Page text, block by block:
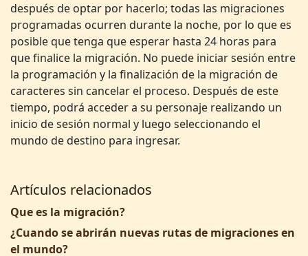
después de optar por hacerlo; todas las migraciones
programadas ocurren durante la noche, por lo que es
posible que tenga que esperar hasta 24 horas para
que finalice la migración. No puede iniciar sesión entre
la programación y la finalización de la migración de
caracteres sin cancelar el proceso. Después de este
tiempo, podrá acceder a su personaje realizando un
inicio de sesión normal y luego seleccionando el
mundo de destino para ingresar.
Artículos relacionados
Que es la migración?
¿Cuando se abrirán nuevas rutas de migraciones en
el mundo?